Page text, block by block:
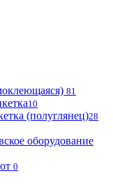
81
10
(полуглянец)28
оборудование
0